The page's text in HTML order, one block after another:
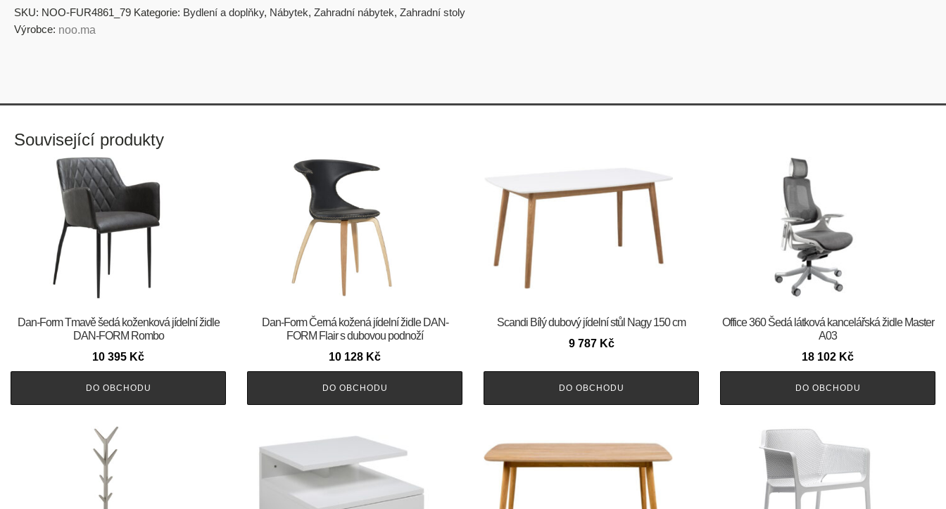
SKU: NOO-FUR4861_79 Kategorie: Bydlení a doplňky, Nábytek, Zahradní nábytek, Zahradní stoly
Výrobce: noo.ma
Související produkty
​​​​​Dan-Form Tmavě šedá koženková jídelní židle
DAN-FORM Rombo
10 395 Kč
DO OBCHODU
​​​​​Dan-Form Černá kožená jídelní židle DAN-
FORM Flair s dubovou podnoží
10 128 Kč
DO OBCHODU
Scandi Bílý dubový jídelní stůl Nagy 150 cm
9 787 Kč
DO OBCHODU
Office 360 Šedá látková kancelářská židle Master
A03
18 102 Kč
DO OBCHODU